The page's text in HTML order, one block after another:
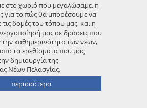
στο χωριό που μεγαλώσαμε, η
για το πώς θα μπορέσουμε να
δομές του τόπου μας, και η
μας σε δράσεις που
καθημερινότητα των νέων,
τα ερεθίσματα που μας
δημιουργία της
Νέων Πελασγίας.
περισσότερα